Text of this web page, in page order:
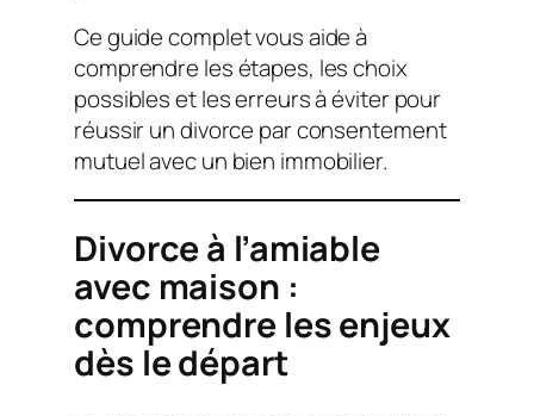
Ce guide complet vous aide à
comprendre les étapes, les choix
possibles et les erreurs à éviter pour
réussir un divorce par consentement
mutuel avec un bien immobilier.
Divorce à l’amiable
avec maison :
comprendre les enjeux
dès le départ